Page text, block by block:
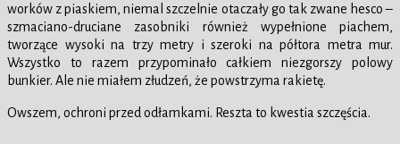
worków z piaskiem, niemal szczelnie otaczały go tak zwane hesco –
szmaciano-druciane zasobniki również wypełnione piachem,
tworzące wysoki na trzy metry i szeroki na półtora metra mur.
Wszystko to razem przypominało całkiem niezgorszy polowy
bunkier. Ale nie miałem złudzeń, że powstrzyma rakietę.
Owszem, ochroni przed odłamkami. Reszta to kwestia szczęścia.